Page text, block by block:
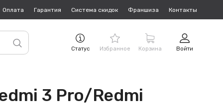
Оплата Гарантия Система скидок Франшиза Контакты
Статус Избранное Корзина Войти
3 Pro/Redmi